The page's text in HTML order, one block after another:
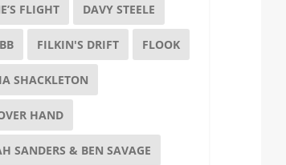
FLIGHT DAVY STEELE
FILKIN'S DRIFT FLOOK
SHACKLETON
HAND
SANDERS & BEN SAVAGE